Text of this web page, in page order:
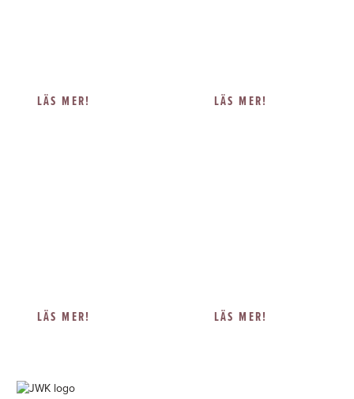
LÄS MER!
LÄS MER!
LÄS MER!
LÄS MER!